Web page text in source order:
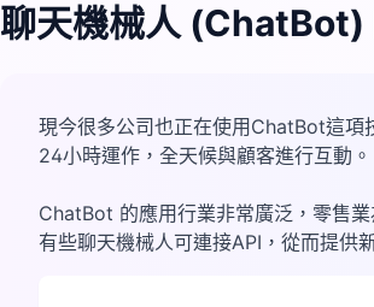
聊天機械人 (ChatBot)
現今很多公司也正在使用ChatBot這
24小時運作，全天候與顧客進行互動。
ChatBot 的應用行業非常廣泛，零售
有些聊天機械人可連接API，從而提供